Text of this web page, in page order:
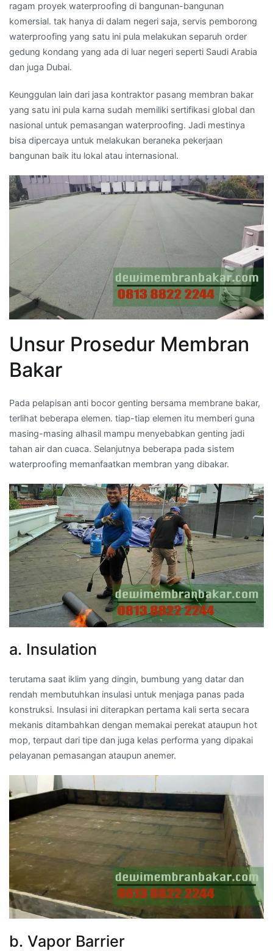
ragam proyek waterproofing di bangunan-bangunan
komersial. tak hanya di dalam negeri saja, servis pemborong
waterproofing yang satu ini pula melakukan separuh order
gedung kondang yang ada di luar negeri seperti Saudi Arabia
dan juga Dubai.
Keunggulan lain dari jasa kontraktor pasang membran bakar
yang satu ini pula karna sudah memiliki sertifikasi global dan
nasional untuk pemasangan waterproofing. Jadi mestinya
bisa dipercaya untuk melakukan beraneka pekerjaan
bangunan baik itu lokal atau internasional.
Unsur Prosedur Membran
Bakar
Pada pelapisan anti bocor genting bersama membrane bakar,
terlihat beberapa elemen. tiap-tiap elemen itu memberi guna
masing-masing alhasil mampu menyebabkan genting jadi
tahan air dan cuaca. Selanjutnya beberapa pada sistem
waterproofing memanfaatkan membran yang dibakar.
a. Insulation
terutama saat iklim yang dingin, bumbung yang datar dan
rendah membutuhkan insulasi untuk menjaga panas pada
konstruksi. Insulasi ini diterapkan pertama kali serta secara
mekanis ditambahkan dengan memakai perekat ataupun hot
mop, terpaut dari tipe dan juga kelas performa yang dipakai
pelayanan pemasangan ataupun anemer.
b. Vapor Barrier